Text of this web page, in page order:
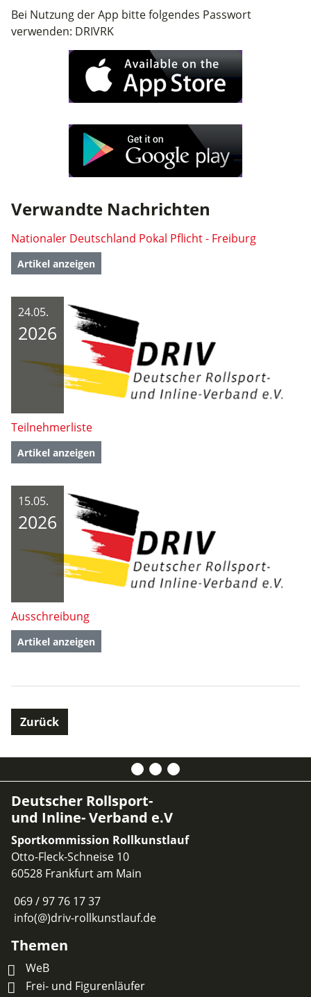
Bei Nutzung der App bitte folgendes Passwort
verwenden: DRIVRK
Verwandte Nachrichten
Nationaler Deutschland Pokal Pflicht - Freiburg
Artikel anzeigen
24.05.
2026
Teilnehmerliste
Artikel anzeigen
15.05.
2026
Ausschreibung
Artikel anzeigen
Zurück
Deutscher Rollsport-
und Inline- Verband e.V
Sportkommission Rollkunstlauf
Otto-Fleck-Schneise 10
60528 Frankfurt am Main
069 / 97 76 17 37
info(@)driv-rollkunstlauf.de
Themen
WeB
Frei- und Figurenläufer